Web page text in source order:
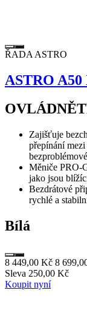
ŘADA ASTRO
ASTRO
Zajišťuje
přepínání
Měniče PRO-
jako jsou
Bezdrátové
rychlé a
Bílá
8 449,00 Kč 8
Sleva 250,00 Kč
Koupit nyní